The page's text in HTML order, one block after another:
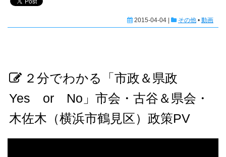
2015-04-04 | その他 • 動画
２分でわかる「市政＆県政
Yes or No」市会・古谷＆県会・
木佐木（横浜市鶴見区）政策PV